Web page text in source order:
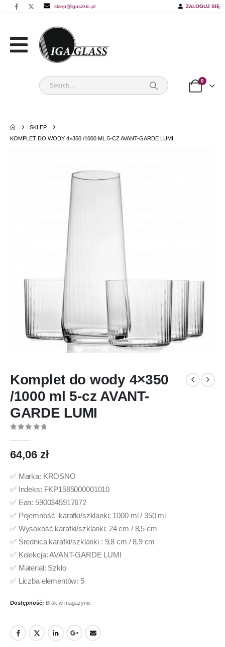
sklep@igaszklo.pl ZALOGUJ SIĘ
0
SKLEP
KOMPLET DO WODY 4×350 /1000 ML 5-CZ AVANT-GARDE LUMI
Komplet do wody 4×350
/1000 ml 5-cz AVANT-
GARDE LUMI
64,06 zł
✅ Marka: KROSNO
✅ Indeks: FKP1585000001010
✅ Ean: 5900345917672
✅ Pojemność karafki/szklanki: 1000 ml / 350 ml
✅ Wysokość karafki/szklanki: 24 cm / 8,5 cm
✅ Średnica karafki/szklanki : 9,8 cm / 8,9 cm
✅ Kolekcja: AVANT-GARDE LUMI
✅ Materiał: Szkło
✅ Liczba elementów: 5
Dostępność: Brak w magazynie